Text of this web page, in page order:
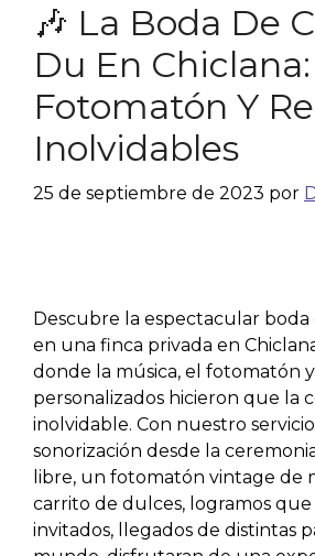
🎶 La Boda De
Du En
Fotomatón Y
Inolvidables
25 de septiembre de 2023 por
Descubre la espectacular boda
en una finca privada en
donde la música, el fotomatón
personalizados hicieron que la
inolvidable. Con nuestro
sonorización desde la
libre, un fotomatón vintage de
carrito de dulces, logramos que
invitados, llegados de distintas